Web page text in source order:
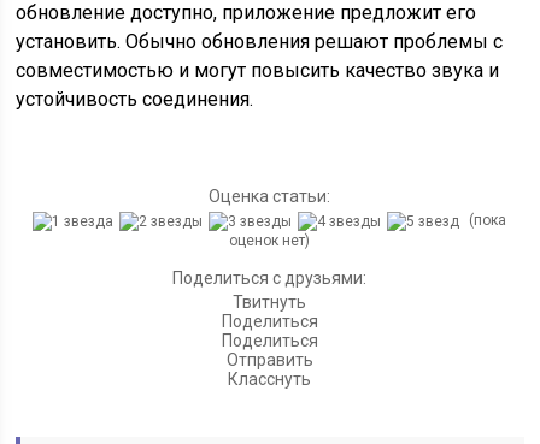
обновление доступно, приложение предложит его
установить. Обычно обновления решают проблемы с
совместимостью и могут повысить качество звука и
устойчивость соединения.
Оценка статьи:
(пока
оценок нет)
Поделиться с друзьями:
Твитнуть
Поделиться
Поделиться
Отправить
Класснуть